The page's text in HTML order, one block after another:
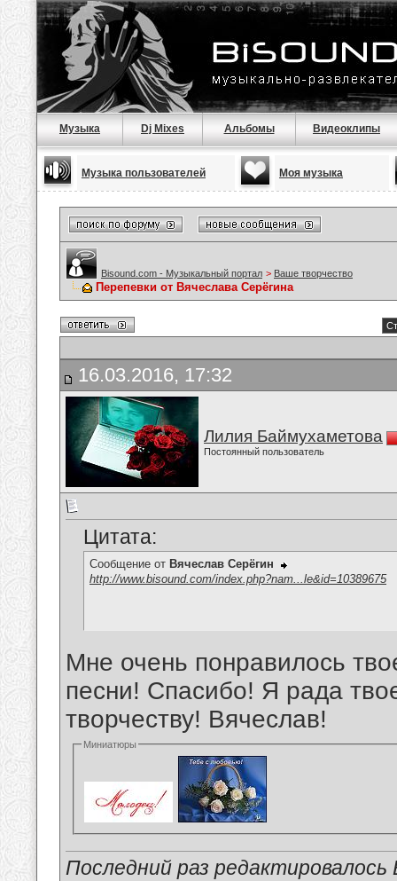
Музыка Dj Mixes Альбомы Видеоклипы
Музыка пользователей Моя музыка
Bisound.com - Музыкальный портал > Ваше творчество
Перепевки от Вячеслава Серёгина
16.03.2016, 17:32
Лилия Баймухаметова
Постоянный пользователь
Цитата:
Сообщение от Вячеслав Серёгин
http://www.bisound.com/index.php?nam...le&id=10389675
Мне очень понравилось
песни! Спасибо! Я рада
творчеству! Вячеслав!
Миниатюры
Последний раз